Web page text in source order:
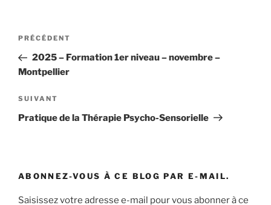
Navigation
l’article
Article
précédent
PRÉCÉDENT
2025 – Formation 1er niveau – novembre –
Montpellier
Article
suivant
SUIVANT
Pratique de la Thérapie Psycho-Sensorielle
ABONNEZ-VOUS À CE BLOG PAR E-MAIL.
Saisissez votre adresse e-mail pour vous abonner à ce